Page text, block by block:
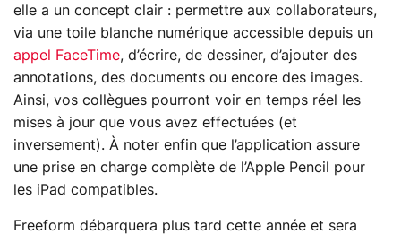
elle a un concept clair : permettre aux collaborateurs,
via une toile blanche numérique accessible depuis un
appel FaceTime, d’écrire, de dessiner, d’ajouter des
annotations, des documents ou encore des images.
Ainsi, vos collègues pourront voir en temps réel les
mises à jour que vous avez effectuées (et
inversement). À noter enfin que l’application assure
une prise en charge complète de l’Apple Pencil pour
les iPad compatibles.
Freeform débarquera plus tard cette année et sera